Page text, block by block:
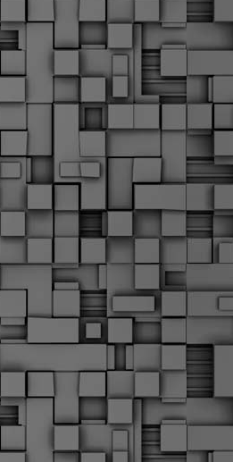
13ου
τις
των
τις
και ενός
μακρά
περικοπές.
–
του Υπ.